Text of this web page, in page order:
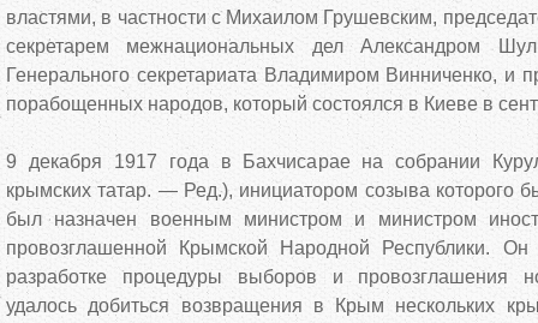
властями, в частности с Михаилом Грушевским,
секретарем межнациональных дел Александром
Генерального секретариата Владимиром Винниченко, и
порабощенных народов, который состоялся в Киеве в
9 декабря 1917 года в Бахчисарае на собрании
крымских татар. — Ред.), инициатором созыва которого
был назначен военным министром и министром
провозглашенной Крымской Народной Республики.
разработке процедуры выборов и провозглашения
удалось добиться возвращения в Крым нескольких